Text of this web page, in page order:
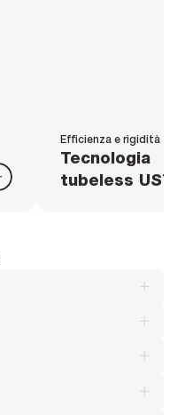
Efficienza e rigidità
Tecnologia
tubeless UST